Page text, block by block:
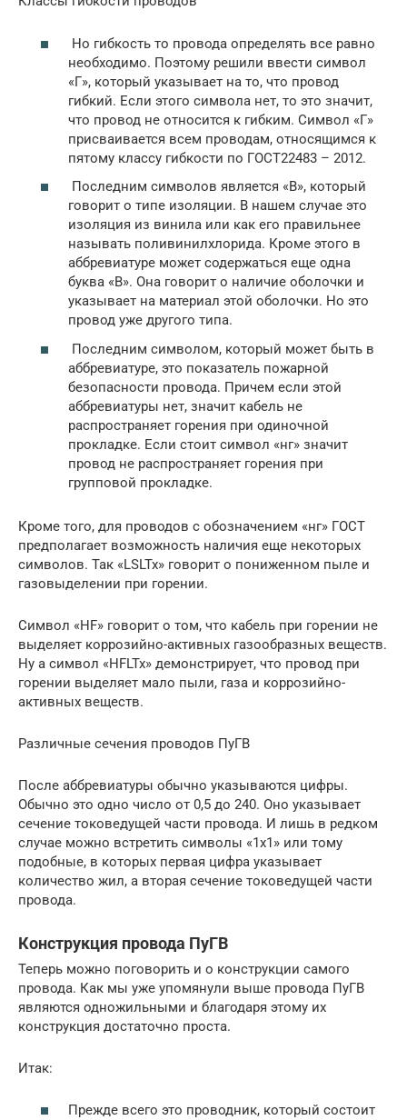
Но гибкость то провода определять все равно
необходимо. Поэтому решили ввести символ
«Г», который указывает на то, что провод
гибкий. Если этого символа нет, то это значит,
что провод не относится к гибким. Символ «Г»
присваивается всем проводам, относящимся к
пятому классу гибкости по ГОСТ22483 – 2012.
Последним символов является «В», который
говорит о типе изоляции. В нашем случае это
изоляция из винила или как его правильнее
называть поливинилхлорида. Кроме этого в
аббревиатуре может содержаться еще одна
буква «В». Она говорит о наличие оболочки и
указывает на материал этой оболочки. Но это
провод уже другого типа.
Последним символом, который может быть в
аббревиатуре, это показатель пожарной
безопасности провода. Причем если этой
аббревиатуры нет, значит кабель не
распространяет горения при одиночной
прокладке. Если стоит символ «нг» значит
провод не распространяет горения при
групповой прокладке.
Кроме того, для проводов с обозначением «нг» ГОСТ
предполагает возможность наличия еще некоторых
символов. Так «LSLTx» говорит о пониженном пыле и
газовыделении при горении.
Символ «HF» говорит о том, что кабель при горении не
выделяет коррозийно-активных газообразных веществ.
Ну а символ «HFLTx» демонстрирует, что провод при
горении выделяет мало пыли, газа и коррозийно-
активных веществ.
Различные сечения проводов ПуГВ
После аббревиатуры обычно указываются цифры.
Обычно это одно число от 0,5 до 240. Оно указывает
сечение токоведущей части провода. И лишь в редком
случае можно встретить символы «1х1» или тому
подобные, в которых первая цифра указывает
количество жил, а вторая сечение токоведущей части
провода.
Конструкция провода ПуГВ
Теперь можно поговорить и о конструкции самого
провода. Как мы уже упомянули выше провода ПуГВ
являются одножильными и благодаря этому их
конструкция достаточно проста.
Итак:
Прежде всего это проводник, который состоит